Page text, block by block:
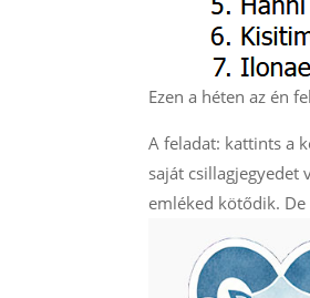
Ezen a héten az én
A feladat: kattints a
saját csillagjegyedet
emléked kötődik.